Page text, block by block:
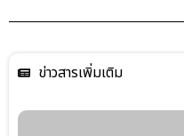
ข่าวสารเพิ่มเติม